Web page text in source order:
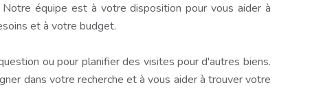
équipe est à votre disposition pour vous aider à
et à votre budget.
ou pour planifier des visites pour d'autres biens.
dans votre recherche et à vous aider à trouver votre